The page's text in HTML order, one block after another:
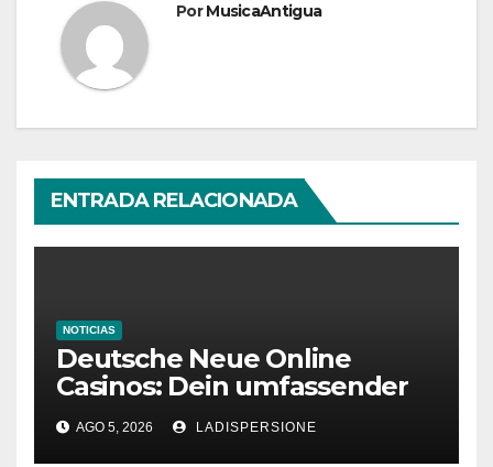
PorMusicaAntigua
ENTRADA RELACIONADA
NOTICIAS
Deutsche Neue Online
Casinos: Dein umfassender
Ratgeber für moderne
Glücksspielplattformen
AGO 5, 2026 LADISPERSIONE